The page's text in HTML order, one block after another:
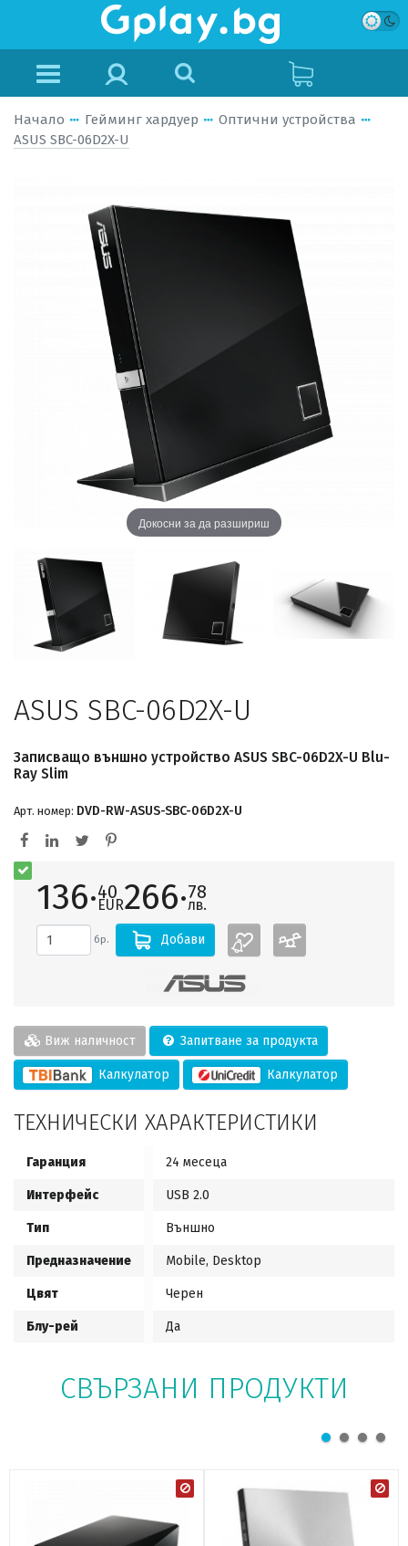
Начало Гейминг хардуер
Оптични устройства
ASUS SBC-06D2X-U
Докосни за да разшириш
ASUS SBC-06D2X-U
Записващо външно устройство ASUS SBC-06D2X-U Blu-
Ray Slim
Арт. номер: DVD-RW-ASUS-SBC-06D2X-U
136·40
EUR266·78
лв.
бр. Добави
Виж наличност Запитване за продукта
Калкулатор Калкулатор
ТЕХНИЧЕСКИ ХАРАКТЕРИСТИКИ
Гаранция 24 месеца
Интерфейс USB 2.0
Тип Външно
Предназначение Mobile, Desktop
Цвят Черен
Блу-рей Да
СВЪРЗАНИ ПРОДУКТИ